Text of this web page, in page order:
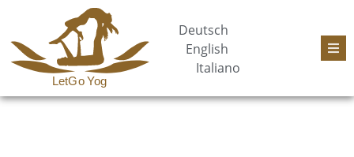
Deutsch
English
Italiano